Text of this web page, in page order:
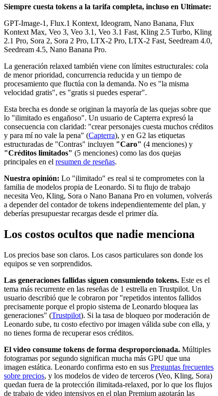
Siempre cuesta tokens a la tarifa completa, incluso en Ultimate:
GPT-Image-1, Flux.1 Kontext, Ideogram, Nano Banana, Flux
Kontext Max, Veo 3, Veo 3.1, Veo 3.1 Fast, Kling 2.5 Turbo, Kling
2.1 Pro, Sora 2, Sora 2 Pro, LTX-2 Pro, LTX-2 Fast, Seedream 4.0,
Seedream 4.5, Nano Banana Pro.
La generación relaxed también viene con límites estructurales: cola
de menor prioridad, concurrencia reducida y un tiempo de
procesamiento que fluctúa con la demanda. No es "la misma
velocidad gratis", es "gratis si puedes esperar".
Esta brecha es donde se originan la mayoría de las quejas sobre que
lo "ilimitado es engañoso". Un usuario de Capterra expresó la
consecuencia con claridad: "crear personajes cuesta muchos créditos
y para mí no vale la pena" (Capterra), y en G2 las etiquetas
estructuradas de "Contras" incluyen "Caro" (4 menciones) y
"Créditos limitados" (5 menciones) como las dos quejas
principales en el resumen de reseñas.
Nuestra opinión: Lo "ilimitado" es real si te comprometes con la
familia de modelos propia de Leonardo. Si tu flujo de trabajo
necesita Veo, Kling, Sora o Nano Banana Pro en volumen, volverás
a depender del contador de tokens independientemente del plan, y
deberías presupuestar recargas desde el primer día.
Los costos ocultos que nadie menciona
Los precios base son claros. Los casos particulares son donde los
equipos se ven sorprendidos.
Las generaciones fallidas siguen consumiendo tokens. Este es el
tema más recurrente en las reseñas de 1 estrella en Trustpilot. Un
usuario describió que le cobraron por "repetidos intentos fallidos
precisamente porque el propio sistema de Leonardo bloquea las
generaciones" (Trustpilot). Si la tasa de bloqueo por moderación de
Leonardo sube, tu costo efectivo por imagen válida sube con ella, y
no tienes forma de recuperar esos créditos.
El video consume tokens de forma desproporcionada. Múltiples
fotogramas por segundo significan mucha más GPU que una
imagen estática. Leonardo confirma esto en sus Preguntas frecuentes
sobre precios, y los modelos de video de terceros (Veo, Kling, Sora)
quedan fuera de la protección ilimitada-relaxed, por lo que los flujos
de trabajo de video intensivos en el plan Premium agotarán las